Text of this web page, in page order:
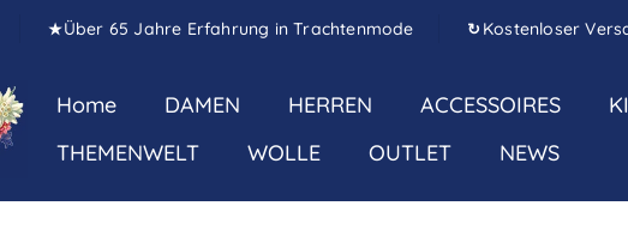
★Über 65 Jahre Erfahrung in Trachtenmode ↻ Kostenloser
Home DAMEN HERREN ACCESSOIRES
THEMENWELT
WOLLE OUTLET NEWS